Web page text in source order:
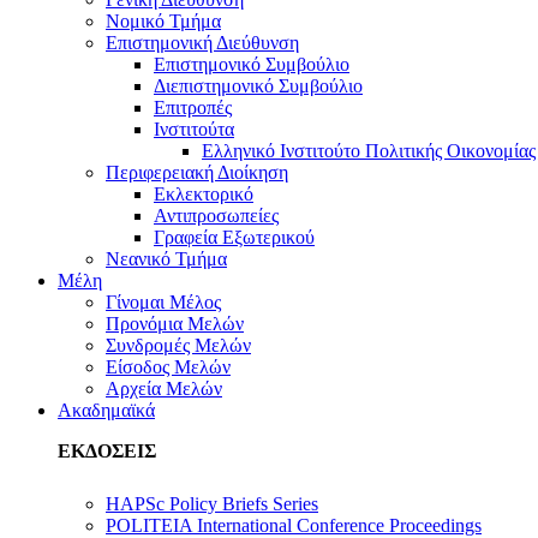
Νομικό Τμήμα
Επιστημονική Διεύθυνση
Επιστημονικό Συμβούλιο
Διεπιστημονικό Συμβούλιο
Επιτροπές
Ινστιτούτα
Ελληνικό Ινστιτούτο Πολιτικής
Περιφερειακή Διοίκηση
Εκλεκτορικό
Αντιπροσωπείες
Γραφεία Εξωτερικού
Νεανικό Τμήμα
Μέλη
Γίνομαι Μέλος
Προνόμια Μελών
Συνδρομές Μελών
Είσοδος Μελών
Αρχεία Μελών
Ακαδημαϊκά
ΕΚΔΟΣΕΙΣ
HAPSc Policy Briefs Series
POLITEIA International Conference Proceedings